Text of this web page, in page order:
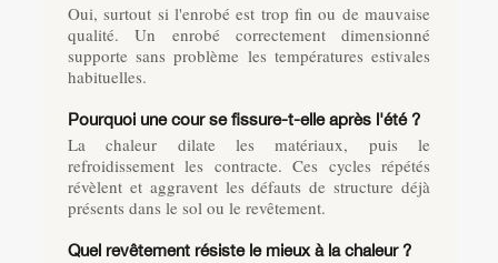
Oui, surtout si l'enrobé est trop fin ou de mauvaise
qualité. Un enrobé correctement dimensionné
supporte sans problème les températures estivales
habituelles.
Pourquoi une cour se fissure-t-elle après l'été ?
La chaleur dilate les matériaux, puis le
refroidissement les contracte. Ces cycles répétés
révèlent et aggravent les défauts de structure déjà
présents dans le sol ou le revêtement.
Quel revêtement résiste le mieux à la chaleur ?